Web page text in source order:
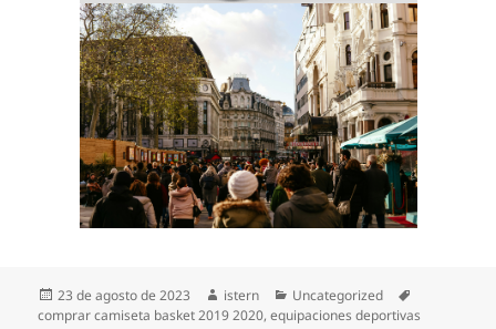
Publicado
el
23 de agosto de 2023 Autor
istern Categorías
Uncategorized
comprar camiseta basket 2019 2020,equipaciones deportivas